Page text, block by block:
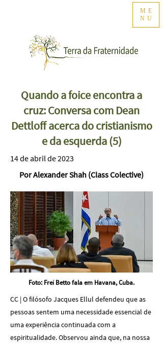
ME
NU
Quando a foice encontra a
cruz: Conversa com Dean
Dettloff acerca do cristianismo
e da esquerda (5)
14 de abril de 2023
Por Alexander Shah (Class Colective)
Foto: Frei Betto fala em Havana, Cuba.
CC | O filósofo Jacques Ellul defendeu que as
pessoas sentem uma necessidade essencial de
uma experiência continuada com a
espiritualidade. Observou ainda que, na nossa